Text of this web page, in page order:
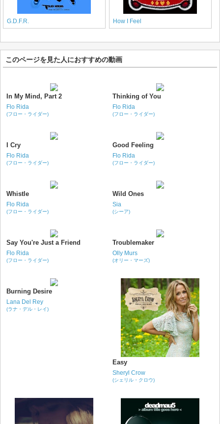
G.D.F.R. How I Feel
このページを見た人におすすめの動画
In My Mind, Part 2
Flo Rida
(フロー・ライダー)
Thinking of You
Flo Rida
(フロー・ライダー)
I Cry
Flo Rida
(フロー・ライダー)
Good Feeling
Flo Rida
(フロー・ライダー)
Whistle
Flo Rida
(フロー・ライダー)
Wild Ones
Sia
(シーア)
Say You're Just a Friend
Flo Rida
(フロー・ライダー)
Troublemaker
Olly Murs
(オリー・マーズ)
Burning Desire
Lana Del Rey
(ラナ・デル・レイ)
Easy
Sheryl Crow
(シェリル・クロウ)